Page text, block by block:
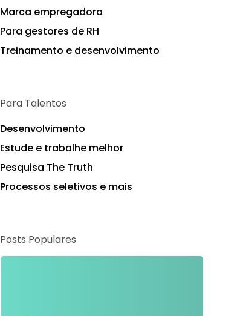
Marca empregadora
Para gestores de RH
Treinamento e desenvolvimento
Para Talentos
Desenvolvimento
Estude e trabalhe melhor
Pesquisa The Truth
Processos seletivos e mais
Posts Populares